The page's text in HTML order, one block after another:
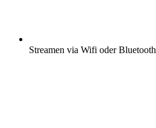
Streamen via Wifi oder Bluetooth